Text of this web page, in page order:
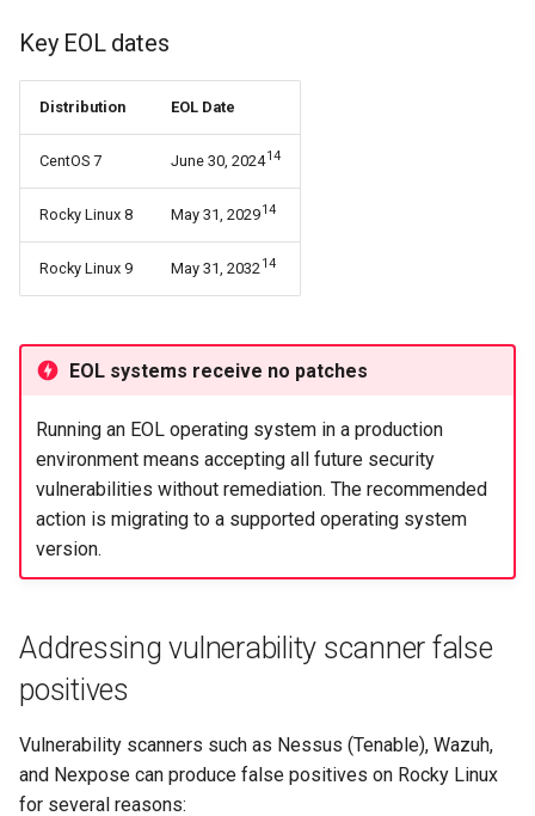
Key EOL dates
Distribution EOL Date
CentOS 7 June 30, 202414
Rocky Linux 8 May 31, 202914
Rocky Linux 9 May 31, 203214
EOL systems receive no patches
Running an EOL operating system in a production
environment means accepting all future security
vulnerabilities without remediation. The recommended
action is migrating to a supported operating system
version.
Addressing vulnerability scanner false
positives
Vulnerability scanners such as Nessus (Tenable), Wazuh,
and Nexpose can produce false positives on Rocky Linux
for several reasons: